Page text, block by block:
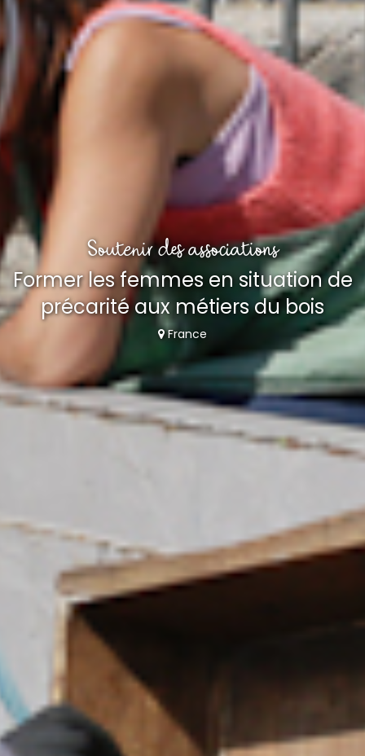
Soutenir des associations
Former les femmes en situation de
précarité aux métiers du bois
France